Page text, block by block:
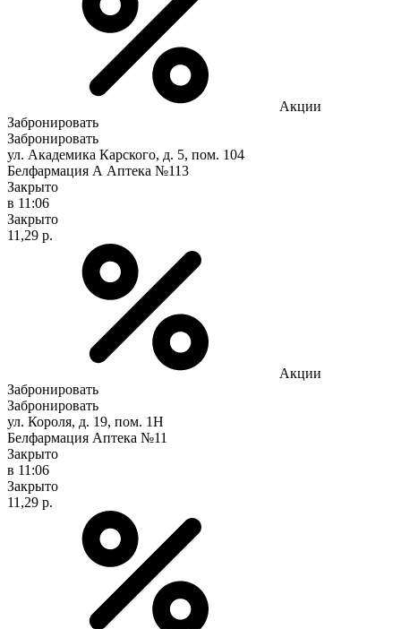
Акции
Забронировать
Забронировать
ул. Академика Карского, д. 5, пом. 104
Белфармация А Аптека №113
Закрыто
в 11:06
Закрыто
11,29 р.
Акции
Забронировать
Забронировать
ул. Короля, д. 19, пом. 1Н
Белфармация Аптека №11
Закрыто
в 11:06
Закрыто
11,29 р.